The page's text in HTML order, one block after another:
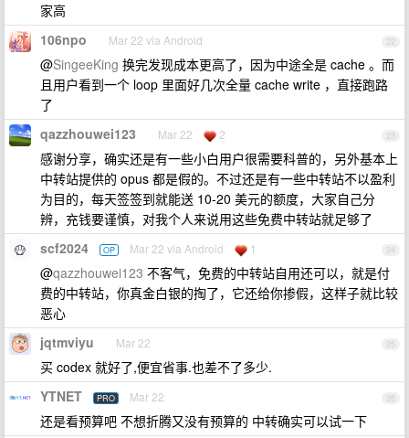
家高
22
106npo Mar 22 via Android
@SingeeKing 换完发现成本更高了，因为中途全是 cache 。而
且用户看到一个 loop 里面好几次全量 cache write ，直接跑路
了
23
qazzhouwei123 Mar 22 2
感谢分享，确实还是有一些小白用户很需要科普的，另外基本上
中转站提供的 opus 都是假的。不过还是有一些中转站不以盈利
为目的，每天签签到就能送 10-20 美元的额度，大家自己分
辨，充钱要谨慎，对我个人来说用这些免费中转站就足够了
24
scf2024 OP Mar 22 via Android 1
@qazzhouwei123 不客气，免费的中转站自用还可以，就是付
费的中转站，你真金白银的掏了，它还给你掺假，这样子就比较
恶心
25
jqtmviyu Mar 22
买 codex 就好了,便宜省事.也差不了多少.
26
YTNET PRO Mar 22
还是看预算吧 不想折腾又没有预算的 中转确实可以试一下